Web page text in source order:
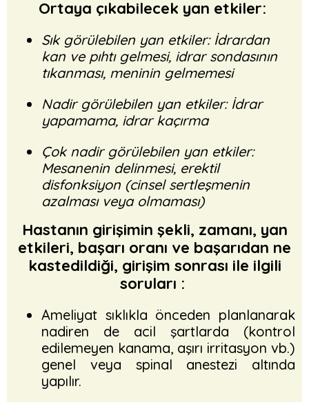
Ortaya çıkabilecek yan etkiler:
Sık görülebilen yan etkiler: İdrardan
kan ve pıhtı gelmesi, idrar sondasının
tıkanması, meninin gelmemesi
Nadir görülebilen yan etkiler: İdrar
yapamama, idrar kaçırma
Çok nadir görülebilen yan etkiler:
Mesanenin delinmesi, erektil
disfonksiyon (cinsel sertleşmenin
azalması veya olmaması)
Hastanın girişimin şekli, zamanı, yan
etkileri, başarı oranı ve başarıdan ne
kastedildiği, girişim sonrası ile ilgili
soruları :
Ameliyat sıklıkla önceden planlanarak
nadiren de acil şartlarda (kontrol
edilemeyen kanama, aşırı irritasyon vb.)
genel veya spinal anestezi altında
yapılır.